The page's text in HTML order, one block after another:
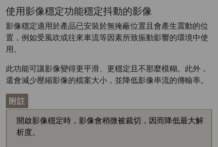
使用影像穩定功能穩定抖動的影像
影像穩定適用於產品已安裝於無掩蔽位置且會產生震動的位
置，例如受風吹或往來車流等因素所致振動影響的環境中使
用。
此功能可讓影像變得更平滑、更穩定且不那麼模糊。此外，
還會減少壓縮影像的檔案大小，並降低影像串流的傳輸率。
附註
開啟影像穩定時，影像會稍微被裁切，因而降低最大解
析度。